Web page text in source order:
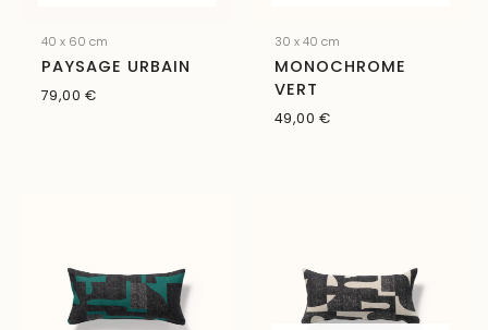
40 x 60 cm
PAYSAGE URBAIN
79,00 €
30 x 40 cm
MONOCHROME
VERT
49,00 €